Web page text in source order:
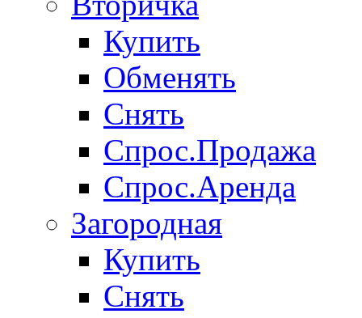
Купить
Обменять
Снять
Спрос.Продажа
Спрос.Аренда
Загородная
Купить
Снять